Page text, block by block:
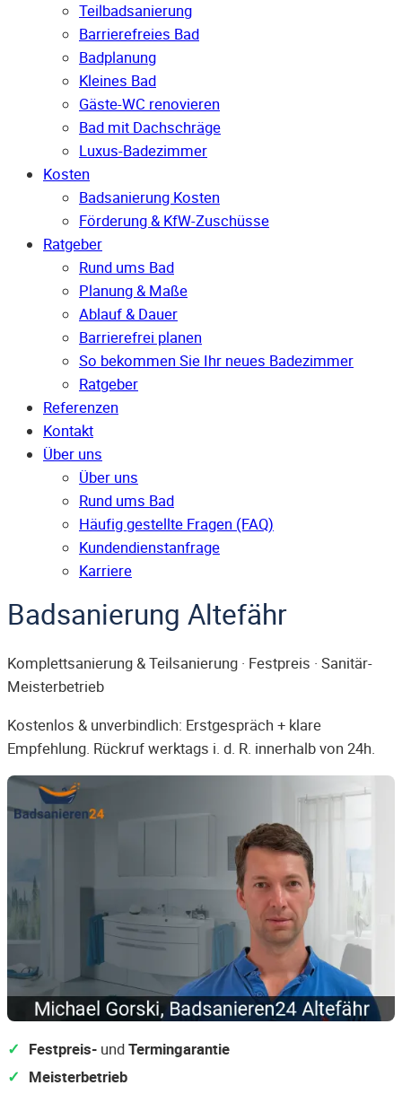
Teilbadsanierung
Barrierefreies Bad
Badplanung
Kleines Bad
Gäste-WC renovieren
Bad mit Dachschräge
Luxus-Badezimmer
Kosten
Badsanierung Kosten
Förderung & KfW-Zuschüsse
Ratgeber
Rund ums Bad
Planung & Maße
Ablauf & Dauer
Barrierefrei planen
So bekommen Sie Ihr neues Badezimmer
Ratgeber
Referenzen
Kontakt
Über uns
Über uns
Rund ums Bad
Häufig gestellte Fragen (FAQ)
Kunden­dienst­anfrage
Karriere
Badsanierung Altefähr
Komplettsanierung & Teilsanierung · Festpreis · Sanitär-
Meisterbetrieb
Kostenlos & unverbindlich: Erstgespräch + klare
Empfehlung. Rückruf werktags i. d. R. innerhalb von 24h.
Festpreis- undTermingarantie
Meisterbetrieb